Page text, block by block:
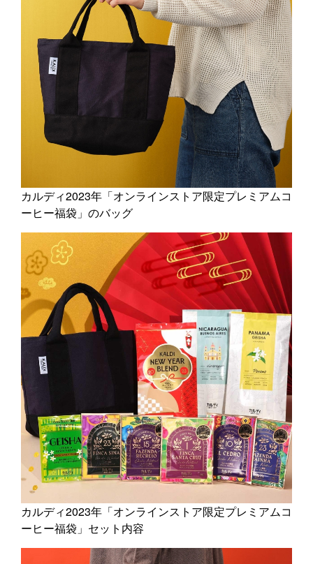
カルディ2023年「オンラインストア限定プレミアムコ
ーヒー福袋」のバッグ
カルディ2023年「オンラインストア限定プレミアムコ
ーヒー福袋」セット内容